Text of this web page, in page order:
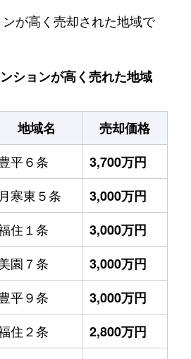
が高く売却された地域で
ションが高く売れた地域
地域名
売却価格
平６条
3,700万円
月寒東５条
3,000万円
住１条
3,000万円
園７条
3,000万円
平９条
3,000万円
住２条
2,800万円